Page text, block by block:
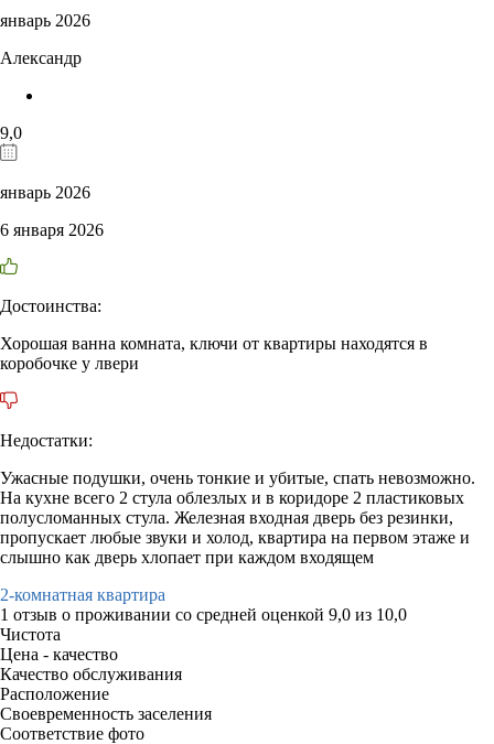
январь 2026
Александр
9,0
январь 2026
6 января 2026
Достоинства:
Хорошая ванна комната, ключи от квартиры находятся в
коробочке у лвери
Недостатки:
Ужасные подушки, очень тонкие и убитые, спать невозможно.
На кухне всего 2 стула облезлых и в коридоре 2 пластиковых
полусломанных стула. Железная входная дверь без резинки,
пропускает любые звуки и холод, квартира на первом этаже и
слышно как дверь хлопает при каждом входящем
2-комнатная квартира
1 отзыв о проживании со средней оценкой 9,0 из 10,0
Чистота
Цена - качество
Качество обслуживания
Расположение
Своевременность заселения
Соответствие фото